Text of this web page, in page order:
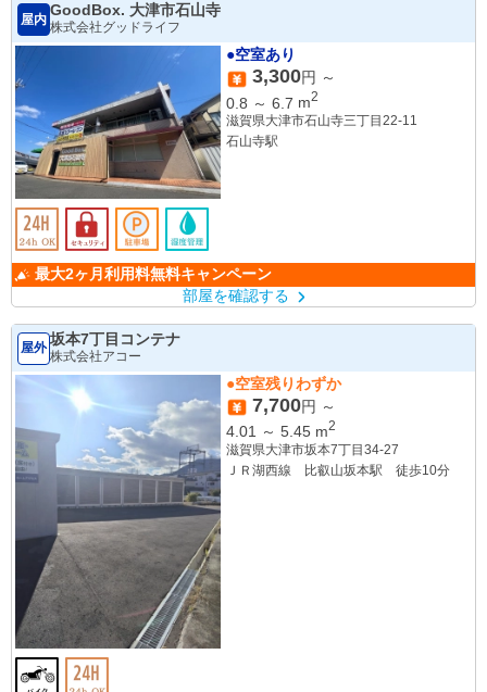
屋内
GoodBox. 大津市石山寺
株式会社グッドライフ
●空室あり
3,300円 ～
0.8 ～ 6.7 m2
滋賀県大津市石山寺三丁目22-11
石山寺駅
最大2ヶ月利用料無料キャンペーン
部屋を確認する
屋外 坂本7丁目コンテナ
株式会社アコー
●空室残りわずか
7,700円 ～
4.01
～ 5.45 m2
滋賀県大津市坂本7丁目34-27
ＪＲ湖西線 比叡山坂本駅 徒歩10分